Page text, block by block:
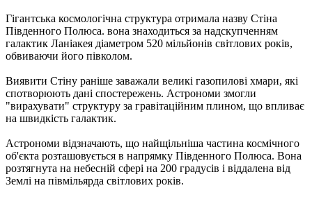
Гігантська космологічна структура отримала назву Стіна
Південного Полюса. вона знаходиться за надскупченням
галактик Ланіакея діаметром 520 мільйонів світлових років,
обвиваючи його півколом.
Виявити Стіну раніше заважали великі газопилові хмари, які
спотворюють дані спостережень. Астрономи змогли
"вирахувати" структуру за гравітаційним плином, що впливає
на швидкість галактик.
Астрономи відзначають, що найщільніша частина космічного
об'єкта розташовується в напрямку Південного Полюса. Вона
розтягнута на небесній сфері на 200 градусів і віддалена від
Землі на півмільярда світлових років.